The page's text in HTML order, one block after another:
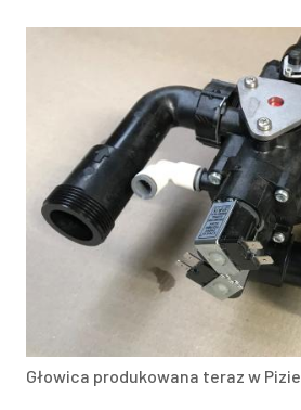
Głowica produkowana teraz w Pizie